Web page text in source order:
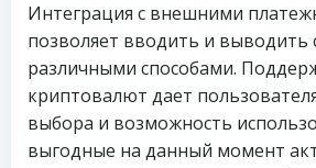
Интеграция с внешними
позволяет вводить и выводить
различными способами.
криптовалют дает
выбора и возможность
выгодные на данный момент